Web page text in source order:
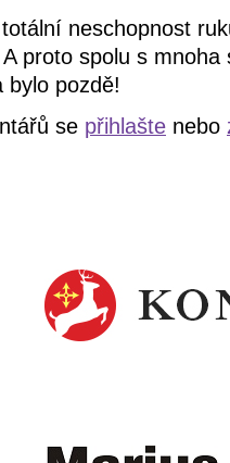
neschopnost
proto spolu s
bylo pozdě!
se přihlašte nebo